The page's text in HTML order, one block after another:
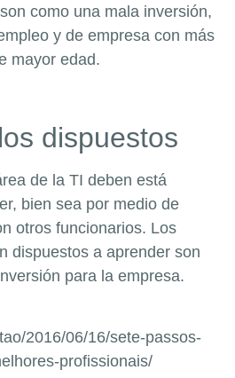
como una mala inversión,
y de empresa con más
mayor edad.
dispuestos
de la TI deben está
bien sea por medio de
otros funcionarios. Los
dispuestos a aprender son
para la empresa.
2016/06/16/sete-passos-
profissionais/